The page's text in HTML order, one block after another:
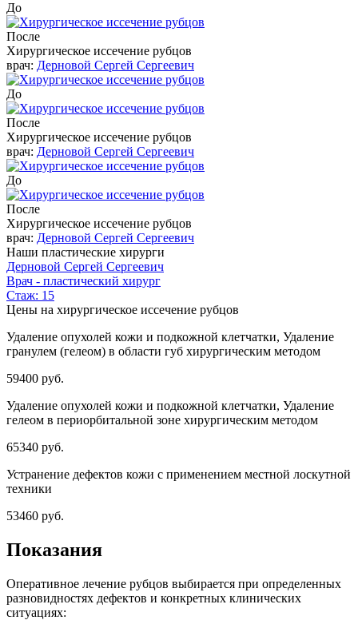
До
После
Хирургическое иссечение рубцов
врач: Дерновой Сергей Сергеевич
До
После
Хирургическое иссечение рубцов
врач: Дерновой Сергей Сергеевич
До
После
Хирургическое иссечение рубцов
врач: Дерновой Сергей Сергеевич
Наши пластические хирурги
Дерновой Сергей Сергеевич
Врач - пластический хирург
Стаж: 15
Цены на хирургическое иссечение рубцов
Удаление опухолей кожи и подкожной клетчатки, Удаление
гранулем (гелеом) в области губ хирургическим методом
59400 руб.
Удаление опухолей кожи и подкожной клетчатки, Удаление
гелеом в периорбитальной зоне хирургическим методом
65340 руб.
Устранение дефектов кожи с применением местной лоскутной
техники
53460 руб.
Показания
Оперативное лечение рубцов выбирается при определенных
разновидностях дефектов и конкретных клинических
ситуациях: